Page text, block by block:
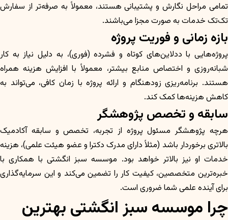
تمامی مراحل نگارش و پشتیبانی هستند، معمولاً به صرفه‌تر از سفارش
تک‌تک خدمات به صورت مجزا می‌باشند.
بازه زمانی و فوریت پروژه
پروژه‌هایی با ددلاین‌های کوتاه و فشرده (فوری)، به دلیل نیاز به کار
شبانه‌روزی و اختصاص منابع بیشتر، معمولاً با افزایش هزینه همراه
هستند. برنامه‌ریزی زودهنگام و ارائه پروژه با زمان کافی، می‌تواند به
کاهش هزینه‌ها کمک کند.
سابقه و تخصص پژوهشگر
هرچه پژوهشگر مسئول پروژه از تجربه، تخصص و سابقه آکادمیک
بالاتری برخوردار باشد (مثلاً دارای مدرک دکترا و عضو هیئت علمی)، هزینه
خدمات او نیز بالاتر خواهد بود. موسسه سبز انگشتی با همکاری با
خبره‌ترین متخصصین، کیفیت کار را تضمین می‌کند و این سرمایه‌گذاری
برای آینده علمی شما ضروری است.
چرا موسسه سبز انگشتی بهترین